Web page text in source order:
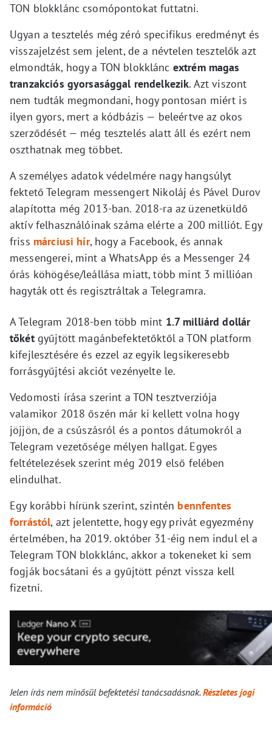
TON blokklánc csomópontokat futtatni.
Ugyan a tesztelés még zéró specifikus eredményt és
visszajelzést sem jelent, de a névtelen tesztelők azt
elmondták, hogy a TON blokklánc extrém magas
tranzakciós gyorsasággal rendelkezik. Azt viszont
nem tudták megmondani, hogy pontosan miért is
ilyen gyors, mert a kódbázis — beleértve az okos
szerződését — még tesztelés alatt áll és ezért nem
oszthatnak meg többet.
A személyes adatok védelmére nagy hangsúlyt
fektető Telegram messengert Nikoláj és Pável Durov
alapította még 2013-ban. 2018-ra az üzenetküldő
aktív felhasználóinak száma elérte a 200 milliót. Egy
friss márciusi hír, hogy a Facebook, és annak
messengerei, mint a WhatsApp és a Messenger 24
órás köhögése/leállása miatt, több mint 3 millióan
hagyták ott és regisztráltak a Telegramra.
A Telegram 2018-ben több mint 1.7 milliárd dollár
tőkétgyűjtött magánbefektetőktől a TON platform
kifejlesztésére és ezzel az egyik legsikeresebb
forrásgyűjtési akciót vezényelte le.
Vedomosti írása szerint a TON tesztverziója
valamikor 2018 őszén már ki kellett volna hogy
jöjjön, de a csúszásról és a pontos dátumokról a
Telegram vezetősége mélyen hallgat. Egyes
feltételezések szerint még 2019 első felében
elindulhat.
Egy korábbi hírünk szerint, szintén bennfentes
forrástól, azt jelentette, hogy egy privát egyezmény
értelmében, ha 2019. október 31-éig nem indul el a
Telegram TON blokklánc, akkor a tokeneket ki sem
fogják bocsátani és a gyűjtött pénzt vissza kell
fizetni.
Jelen írás nem minősül befektetési tanácsadásnak.Részletes jogi
információ